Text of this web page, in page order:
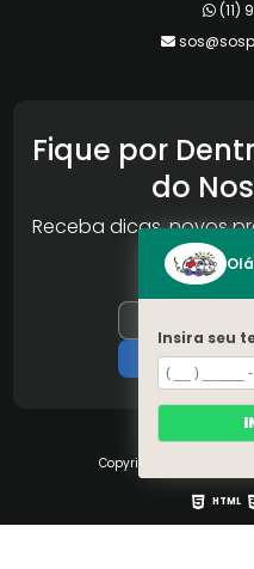
(11)
Fique por
do
Receba dicas, novos
da
Copyright © S.O.S Pára-
HTML
Insira seu